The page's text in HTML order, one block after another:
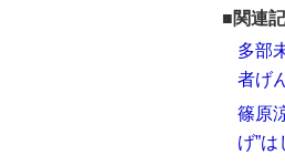
■関連
多部
者げ
篠原
げ”は